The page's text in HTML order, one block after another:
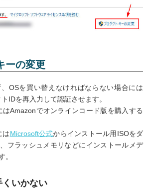
ーの変更
OSを買い替えなければならない場合には
IDを再入力して認証させます。
Amazonでオンラインコード版を購入する
はMicrosoft公式からインストール用ISOをダ
フラッシュメモリなどにインストールメデ
。
いかない